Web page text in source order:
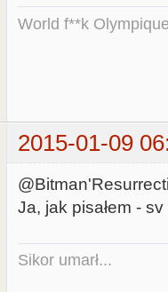
World f**k
2015-01-09
Ja, jak pisałem -
Sikor umarł...